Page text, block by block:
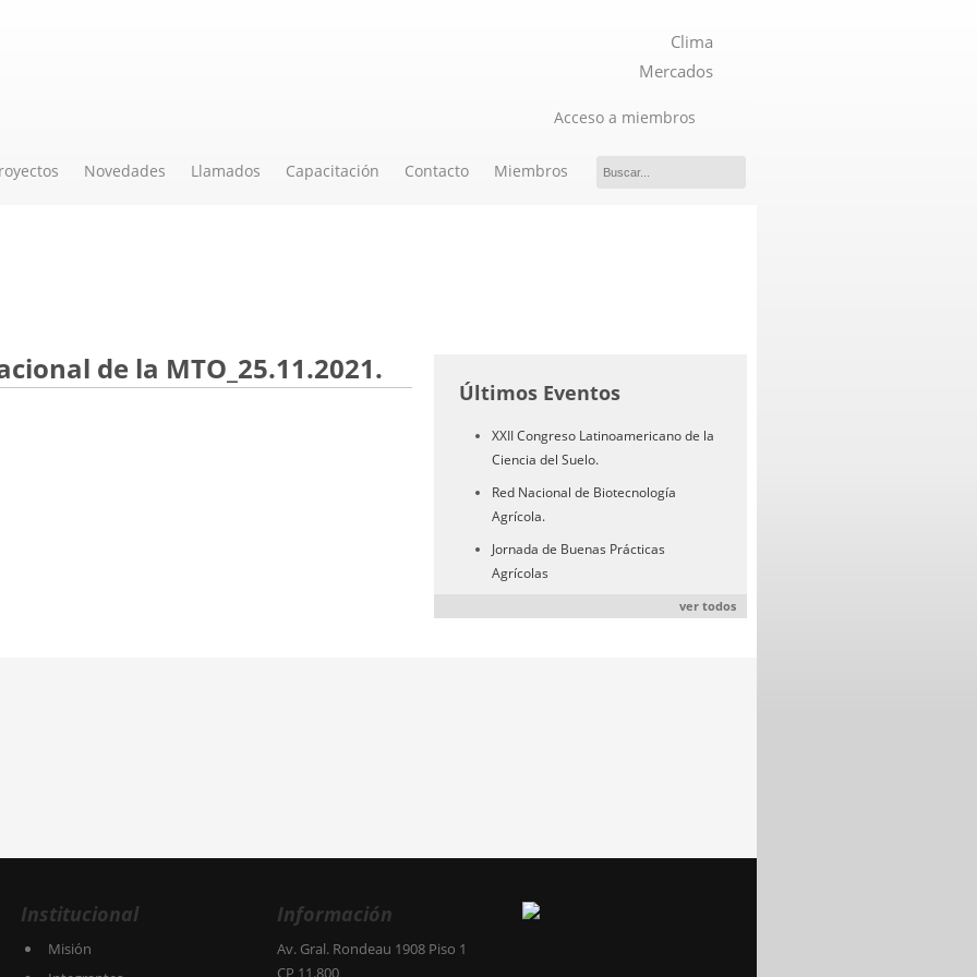
Clima
Mercados
Acceso a miembros
Novedades Llamados Capacitación Contacto Miembros
de la MTO_25.11.2021.
Últimos Eventos
XXII Congreso Latinoamericano de la
Ciencia del Suelo.
Red Nacional de Biotecnología
Agrícola.
Jornada de Buenas Prácticas
Agrícolas
ver todos
Institucional
Misión
Información
Av. Gral. Rondeau 1908 Piso 1
CP 11.800